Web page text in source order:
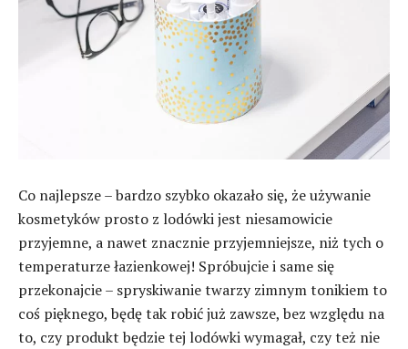
Co najlepsze – bardzo szybko okazało się, że używanie
kosmetyków prosto z lodówki jest niesamowicie
przyjemne, a nawet znacznie przyjemniejsze, niż tych o
temperaturze łazienkowej! Spróbujcie i same się
przekonajcie – spryskiwanie twarzy zimnym tonikiem to
coś pięknego, będę tak robić już zawsze, bez względu na
to, czy produkt będzie tej lodówki wymagał, czy też nie